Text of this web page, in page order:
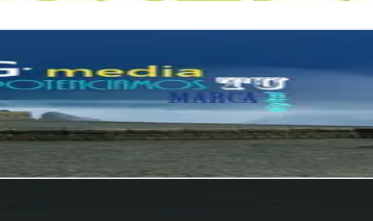
digitales personalizadas para negocios en crecimiento